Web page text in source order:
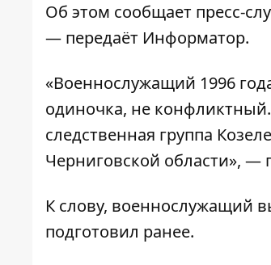
Об этом сообщает пресс-
— передаёт Информатор.
«Военнослужащий 1996
одиночка, не конфликтный.
следственная группа
Черниговской области», —
К слову, военнослужащий
подготовил ранее.